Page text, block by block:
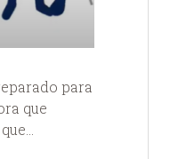
para
que